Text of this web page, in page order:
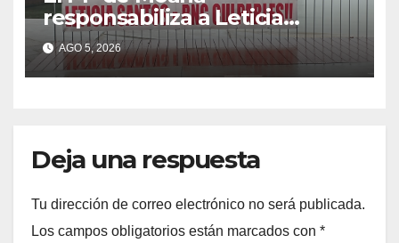
responsabiliza a Leticia
Santos de poner en riesgo la
construcción de viviendas
sociales de As Raíñas
AGO 5, 2026
Deja una respuesta
Tu dirección de correo electrónico no será publicada.
Los campos obligatorios están marcados con *